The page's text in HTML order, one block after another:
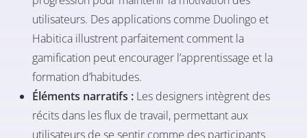
utilisateurs. Des applications comme Duolingo et
Habitica illustrent parfaitement comment la
gamification peut encourager l’apprentissage et la
formation d’habitudes.
Éléments narratifs : Les designers intègrent des
récits dans les flux de travail, permettant aux
utilisateurs de se sentir comme des participants